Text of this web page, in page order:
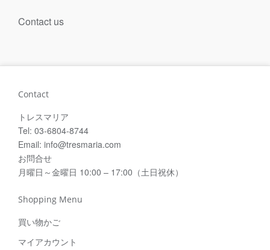
Contact us
Contact
トレスマリア
Tel: 03-6804-8744
Email: info@tresmaria.com
お問合せ
月曜日～金曜日 10:00 – 17:00（土日祝休）
Shopping Menu
買い物かご
マイアカウント